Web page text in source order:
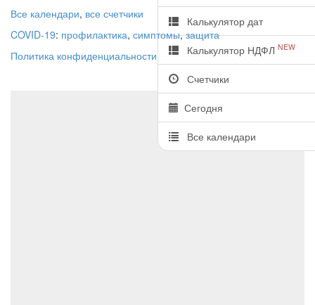
Калькулятор дат
Калькулятор НДФЛ NEW
Счетчики
Сегодня
Все календари
Все календари, все счетчики
COVID-19: профилактика, симптомы,защита
Политика конфиденциальности